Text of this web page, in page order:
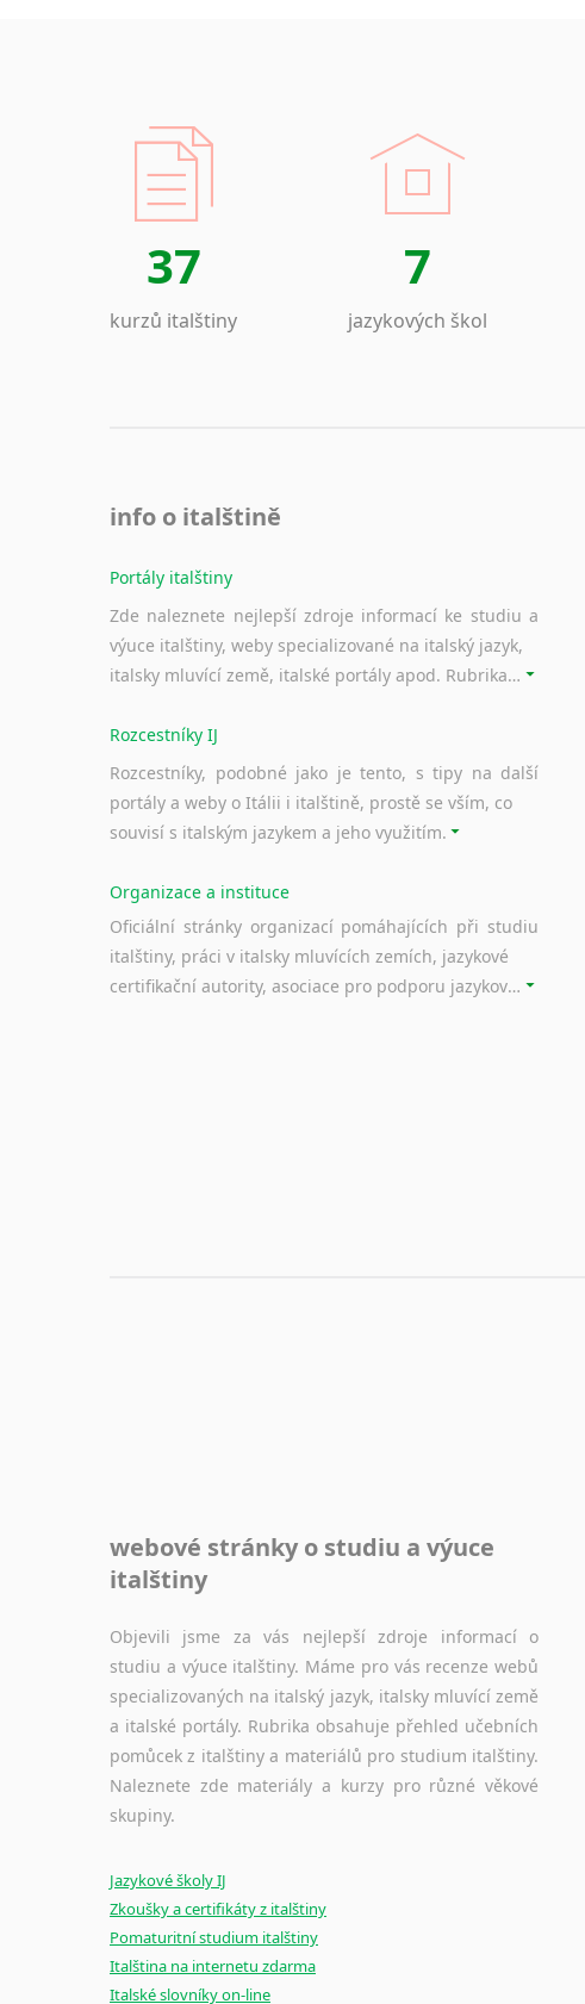
37
kurzů italštiny
7
jazykových škol
info o italštině
Portály italštiny
Zde naleznete nejlepší zdroje informací ke studiu a
výuce italštiny, weby specializované na italský jazyk,
italsky mluvící země, italské portály apod. Rubrika obsahuje zejména komplexní a maximálně kvalitní stránky využitelné ke studiu italštiny.
Rozcestníky IJ
Rozcestníky, podobné jako je tento, s tipy na další
portály a weby o Itálii i italštině, prostě se vším, co
souvisí s italským jazykem a jeho využitím.
Organizace a instituce
Oficiální stránky organizací pomáhajících při studiu
italštiny, práci v italsky mluvících zemích, jazykové
certifikační autority, asociace pro podporu jazykového vzdělávání ad.
webové stránky o studiu a výuce
italštiny
Objevili jsme za vás nejlepší zdroje informací o
studiu a výuce italštiny. Máme pro vás recenze webů
specializovaných na italský jazyk, italsky mluvící země
a italské portály. Rubrika obsahuje přehled učebních
pomůcek z italštiny a materiálů pro studium italštiny.
Naleznete zde materiály a kurzy pro různé věkové
skupiny.
Jazykové školy IJ
Zkoušky a certifikáty z italštiny
Pomaturitní studium italštiny
Italština na internetu zdarma
Italské slovníky on-line